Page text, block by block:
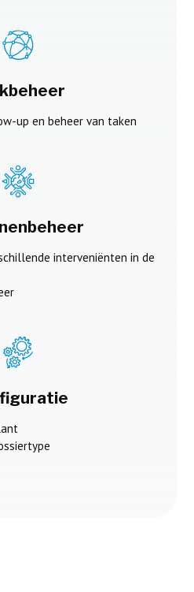
up en beheer van taken
interveniënten in de